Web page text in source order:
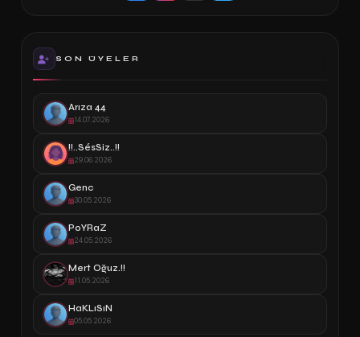
SON ÜYELER
Arıza 44
14.07.2026
!!..SésSiz..!!
29.06.2026
Genc
30.05.2026
PoYRaZ
24.05.2026
Mert Oğuz.!!
11.05.2026
HaKLıSıN
05.05.2026